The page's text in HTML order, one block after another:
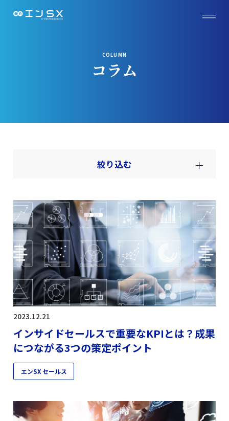
COLUMN
コラム
絞り込む
エンSX セールス
エンSX セールスアナリティクス
エンSX セールスコンサル
エンSX セールスプレミアム
エンSX その他 エンSX ホームページ
エンSX リスキリング
2023.12.21
インサイドセールスで重要なKPIとは？成果
につながる3つの策定ポイント
エンSX セールス